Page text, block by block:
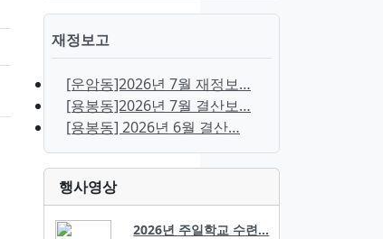
재정보고
[운암동]2026년 7월 재정보…
[용봉동]2026년 7월 결산보…
[용봉동] 2026년 6월 결산…
행사영상
2026년 주일학교 수련…